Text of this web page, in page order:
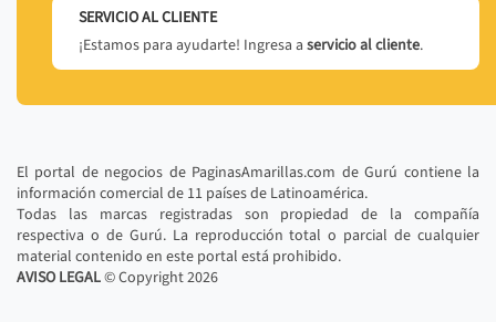
SERVICIO AL CLIENTE
¡Estamos para ayudarte! Ingresa a servicio al cliente.
El portal de negocios de PaginasAmarillas.com de Gurú contiene la
información comercial de 11 países de Latinoamérica.
Todas las marcas registradas son propiedad de la compañía
respectiva o de Gurú. La reproducción total o parcial de cualquier
material contenido en este portal está prohibido.
AVISO LEGAL© Copyright2026